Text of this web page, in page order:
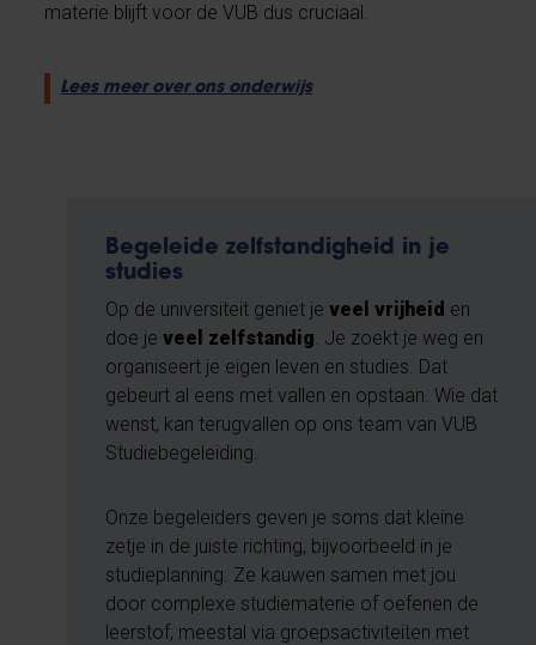
materie blijft voor de VUB dus cruciaal.
Lees meer over ons onderwijs
Begeleide zelfstandigheid in je
studies
Op de universiteit geniet je veel vrijheid en
doe je veel zelfstandig . Je zoekt je weg en
organiseert je eigen leven en studies. Dat
gebeurt al eens met vallen en opstaan. Wie dat
wenst, kan terugvallen op ons team van VUB
Studiebegeleiding.
Onze begeleiders geven je soms dat kleine
zetje in de juiste richting, bijvoorbeeld in je
studieplanning. Ze kauwen samen met jou
door complexe studiematerie of oefenen de
leerstof, meestal via groepsactiviteiten met